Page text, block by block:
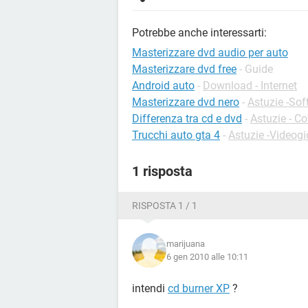
Potrebbe anche interessarti:
Masterizzare dvd audio per auto
Masterizzare dvd free - Guide
Android auto - Download - Internet
Masterizzare dvd nero - Astuzie -
Differenza tra cd e dvd - Astuzie -
Trucchi auto gta 4 - Astuzie -
1 risposta
RISPOSTA 1 / 1
marijuana
6 gen 2010 alle 10:11
intendi cd burner XP ?